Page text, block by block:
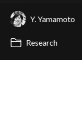
Y. Yamamoto
Research